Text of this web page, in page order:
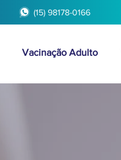
(15) 98178-0166
Vacinação Adulto